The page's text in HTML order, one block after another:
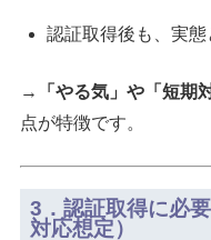
認証取得後も、実
→
「やる気」や「短期
点が特徴です。
3．認証取得に必
対応想定）